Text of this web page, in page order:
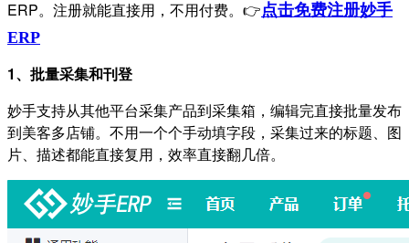
ERP。注册就能直接用，不用付费。👉点击免费注册妙手
ERP
1、批量采集和刊登
妙手支持从其他平台采集产品到采集箱，编辑完直接批量发布
到美客多店铺。不用一个个手动填字段，采集过来的标题、图
片、描述都能直接复用，效率直接翻几倍。